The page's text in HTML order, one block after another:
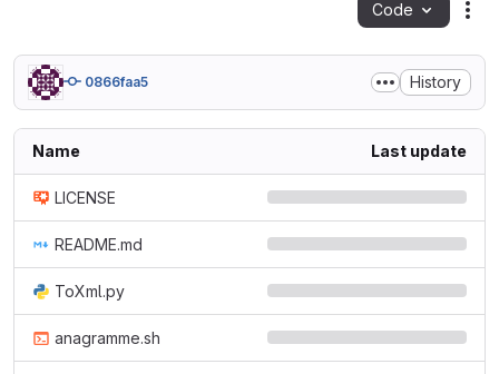
Code
0866faa5 History
Name Last update
LICENSE
README.md
ToXml.py
anagramme.sh